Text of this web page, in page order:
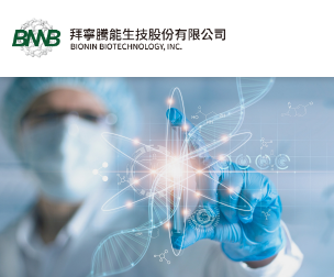
BIONIN
BIOTECHNOLOGY,
INC.